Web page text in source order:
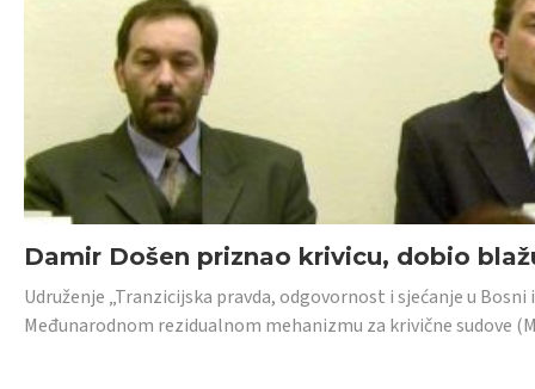
Damir Došen priznao krivicu, dobio
Udruženje „Tranzicijska pravda, odgovornost i sjećanje u
Međunarodnom rezidualnom mehanizmu za krivične sudove